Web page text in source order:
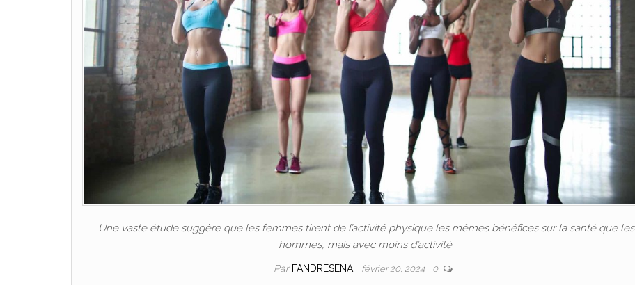
Une vaste étude suggère que les femmes tirent de l’activité physique les mêmes bénéfices sur la santé que les
hommes, mais avec moins d’activité.
Par FANDRESENA février 20, 2024 0